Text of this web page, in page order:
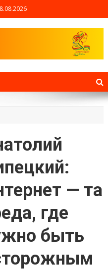
союз
— та
где
быть